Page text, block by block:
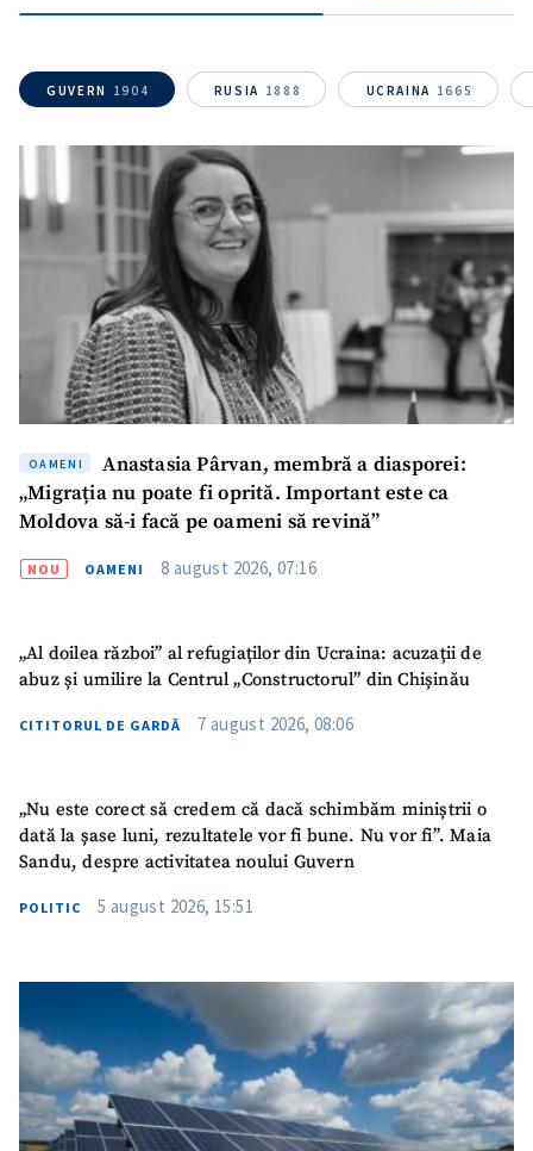
GUVERN 1904 RUSIA 1888 UCRAINA 1665
OAMENI
Anastasia Pârvan, membră a diasporei:
„Migrația nu poate fi oprită. Important este ca
Moldova să-i facă pe oameni să revină”
NOU OAMENI 8 august 2026, 07:16
„Al doilea război” al refugiaților din Ucraina: acuzații de
abuz și umilire la Centrul „Constructorul” din Chișinău
CITITORUL DE GARDĂ 7 august 2026, 08:06
„Nu este corect să credem că dacă schimbăm miniștrii o
dată la șase luni, rezultatele vor fi bune. Nu vor fi”. Maia
Sandu, despre activitatea noului Guvern
POLITIC 5 august 2026, 15:51
acord cupolitica de
TRIMITE ȘTIREA